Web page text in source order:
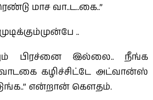
மாச வா..ட..கை..”
..
பிரச்னை இல்லை.. நீங்க
கழிச்சிட்டே அட்வான்ஸ்
என்றான் கௌதம்.